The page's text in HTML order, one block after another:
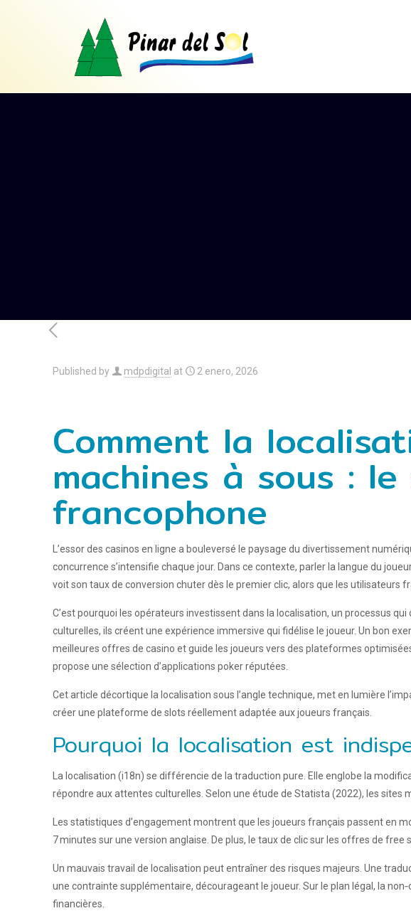
Published by mdpdigital at 2 enero, 2026
Comment la
machines à sous :
francophone
L’essor des casinos en ligne a bouleversé le paysage du divertissement
concurrence s’intensifie chaque jour. Dans ce contexte, parler la langue du
voit son taux de conversion chuter dès le premier clic, alors que les utilisateurs
C’est pourquoi les opérateurs investissent dans la localisation, un processus
culturelles, ils créent une expérience immersive qui fidélise le joueur. Un bon
meilleures offres de casino et guide les joueurs vers des plateformes
propose une sélection d’applications poker réputées.
Cet article décortique la localisation sous l’angle technique, met en lumière
créer une plateforme de slots réellement adaptée aux joueurs français.
Pourquoi la localisation est
La localisation (i18n) se différencie de la traduction pure. Elle englobe la
répondre aux attentes culturelles. Selon une étude de Statista (2022), les sites
Les statistiques d’engagement montrent que les joueurs français passent en
7 minutes sur une version anglaise. De plus, le taux de clic sur les offres de
Un mauvais travail de localisation peut entraîner des risques majeurs. Une
une contrainte supplémentaire, décourageant le joueur. Sur le plan légal, la
financières.